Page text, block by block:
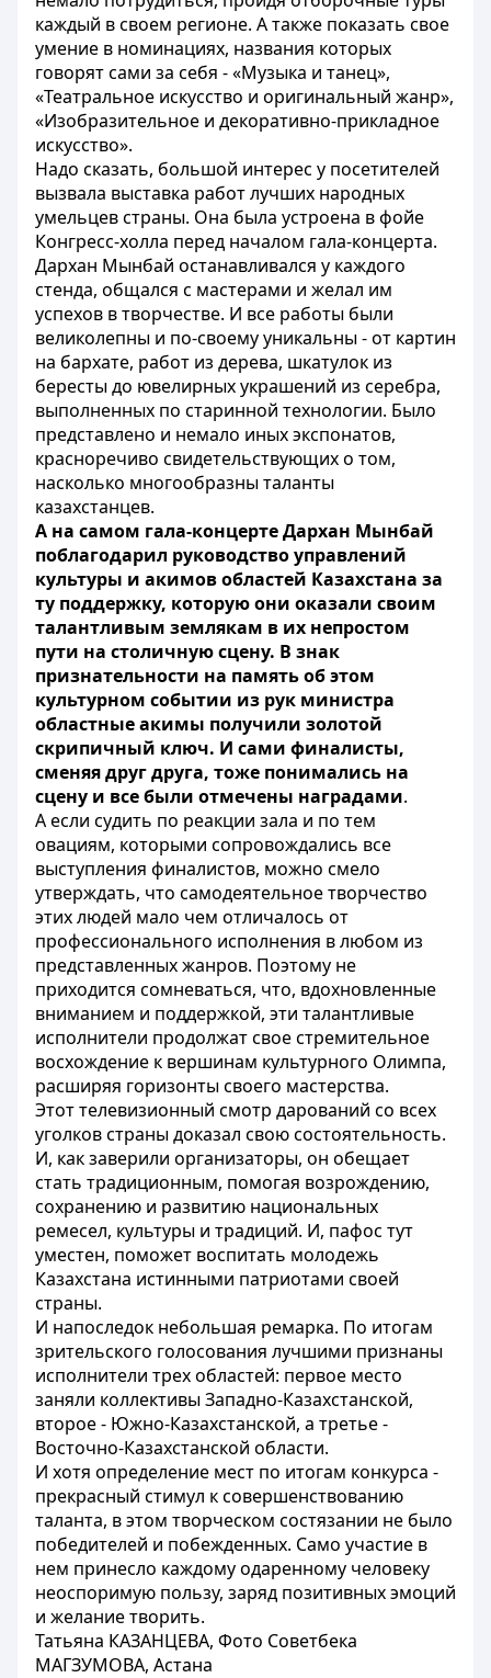
каждый в своем регионе. А также показать свое
умение в номинациях, названия которых
говорят сами за себя - «Музыка и танец»,
«Театральное искусство и оригинальный жанр»,
«Изобразительное и декоративно-прикладное
искусство».
Надо сказать, большой интерес у посетителей
вызвала выставка работ лучших народных
умельцев страны. Она была устроена в фойе
Конгресс-холла перед началом гала-концерта.
Дархан Мынбай останавливался у каждого
стенда, общался с мастерами и желал им
успехов в творчестве. И все работы были
великолепны и по-своему уникальны - от картин
на бархате, работ из дерева, шкатулок из
бересты до ювелирных украшений из серебра,
выполненных по старинной технологии. Было
представлено и немало иных экспонатов,
красноречиво свидетельствующих о том,
насколько многообразны таланты
казахстанцев.
А на самом гала-концерте Дархан Мынбай
поблагодарил руководство управлений
культуры и акимов областей Казахстана за
ту поддержку, которую они оказали своим
талантливым землякам в их непростом
пути на столичную сцену. В знак
признательности на память об этом
культурном событии из рук министра
областные акимы получили золотой
скрипичный ключ. И сами финалисты,
сменяя друг друга, тоже понимались на
сцену и все были отмечены наградами.
А если судить по реакции зала и по тем
овациям, которыми сопровождались все
выступления финалистов, можно смело
утверждать, что самодеятельное творчество
этих людей мало чем отличалось от
профессионального исполнения в любом из
представленных жанров. Поэтому не
приходится сомневаться, что, вдохновленные
вниманием и поддержкой, эти талантливые
исполнители продолжат свое стремительное
восхождение к вершинам культурного Олимпа,
расширяя горизонты своего мастерства.
Этот телевизионный смотр дарований со всех
уголков страны доказал свою состоятельность.
И, как заверили организаторы, он обещает
стать традиционным, помогая возрождению,
сохранению и развитию национальных
ремесел, культуры и традиций. И, пафос тут
уместен, поможет воспитать молодежь
Казахстана истинными патриотами своей
страны.
И напоследок небольшая ремарка. По итогам
зрительского голосования лучшими признаны
исполнители трех областей: первое место
заняли коллективы Западно-Казахстанской,
второе - Южно-Казахстанской, а третье -
Восточно-Казахстанской области.
И хотя определение мест по итогам конкурса -
прекрасный стимул к совершенствованию
таланта, в этом творческом состязании не было
победителей и побежденных. Само участие в
нем принесло каждому одаренному человеку
неоспоримую пользу, заряд позитивных эмоций
и желание творить.
Татьяна КАЗАНЦЕВА, Фото Советбека
МАГЗУМОВА, Астана